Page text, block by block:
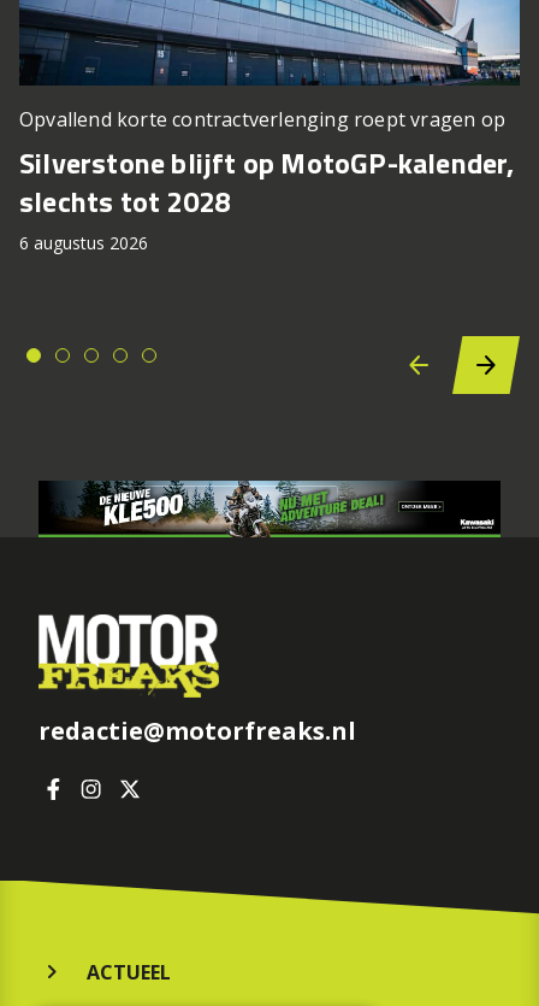
Opvallend korte contractverlenging roept vragen op
Silverstone blijft op MotoGP-kalender,
slechts tot 2028
6 augustus 2026
redactie@motorfreaks.nl
ACTUEEL